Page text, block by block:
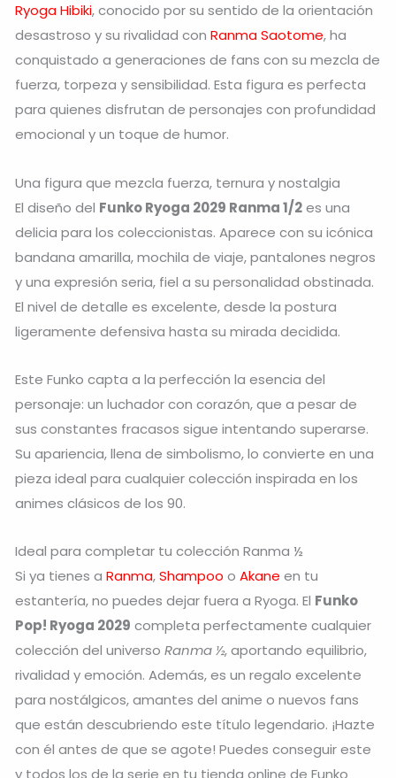
Ryoga Hibiki, conocido por su sentido de la orientación
desastroso y su rivalidad con Ranma Saotome, ha
conquistado a generaciones de fans con su mezcla de
fuerza, torpeza y sensibilidad. Esta figura es perfecta
para quienes disfrutan de personajes con profundidad
emocional y un toque de humor.
Una figura que mezcla fuerza, ternura y nostalgia
El diseño del Funko Ryoga 2029 Ranma 1/2es una
delicia para los coleccionistas. Aparece con su icónica
bandana amarilla, mochila de viaje, pantalones negros
y una expresión seria, fiel a su personalidad obstinada.
El nivel de detalle es excelente, desde la postura
ligeramente defensiva hasta su mirada decidida.
Este Funko capta a la perfección la esencia del
personaje: un luchador con corazón, que a pesar de
sus constantes fracasos sigue intentando superarse.
Su apariencia, llena de simbolismo, lo convierte en una
pieza ideal para cualquier colección inspirada en los
animes clásicos de los 90.
Ideal para completar tu colección Ranma ½
Si ya tienes a Ranma,Shampoo o Akane en tu
estantería, no puedes dejar fuera a Ryoga. El Funko
Pop! Ryoga 2029 completa perfectamente cualquier
colección del universo Ranma ½, aportando equilibrio,
rivalidad y emoción. Además, es un regalo excelente
para nostálgicos, amantes del anime o nuevos fans
que están descubriendo este título legendario. ¡Hazte
con él antes de que se agote! Puedes conseguir este
y todos los de la serie en tu tienda online de Funko